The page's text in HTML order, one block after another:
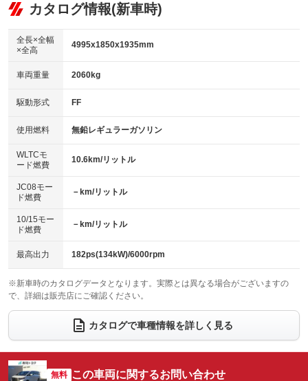
リフトアップ
：装備なし
：装備なし
パワーウィンドウ
アイドリングストップ
：装備なし
USB入力端子
：装備なし
100V電源
：装備なし
センターデフロック
：装備なし
電動格納ミラー
：装備なし
ビジュアル
：装備なし
：装備あり
革シート
キーレス
HID(キセノンライト)
：装備なし
バックカメラ
：装備あり
エアロ
：装備なし
：装備なし
パワーシート
ベンチシート
：装備なし
チップアップシート
：装備なし
：装備なし ：装備なし
ウォークスルー
：装備なし
電動リアゲート フロントカメラ
：装備なし
：装備なし ：装備なし
サイドカメラ
：装備なし ルーフレール
：装備なし
カタログ情報(新車時)
全長×全幅
×全高
4995x1850x1935mm
車両重量 2060kg
駆動形式 FF
使用燃料 無鉛レギュラーガソリン
WLTCモ
ード燃費
10.6km/リットル
JC08モー
ド燃費
－km/リットル
10/15モー
ド燃費
－km/リットル
最高出力 182ps(134kW)/6000rpm
※新車時のカタログデータとなります。実際とは異なる場合がございますの
で、詳細は販売店にご確認ください。
カタログで車種情報を詳しく見る
無料 この車両に関するお問い合わせ